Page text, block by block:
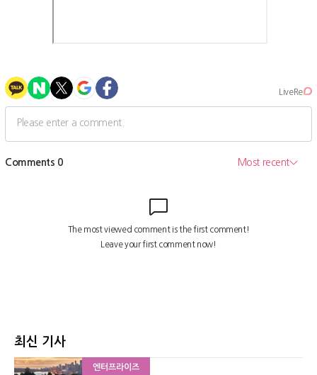
최신 기사
엔터프라이즈